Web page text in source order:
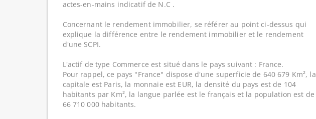
actes-en-mains indicatif de N.C .
Concernant le rendement immobilier, se référer au point ci-dessus qui
explique la différence entre le rendement immobilier et le rendement
d'une SCPI.
L'actif de type Commerce est situé dans le pays suivant : France.
Pour rappel, ce pays "France" dispose d'une superficie de 640 679 Km², la
capitale est Paris, la monnaie est EUR, la densité du pays est de 104
habitants par Km², la langue parlée est le français et la population est de
66 710 000 habitants.